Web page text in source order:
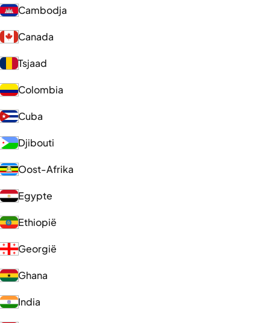
Cambodja
Canada
Tsjaad
Colombia
Cuba
Djibouti
Oost-Afrika
Egypte
Ethiopië
Georgië
Ghana
India